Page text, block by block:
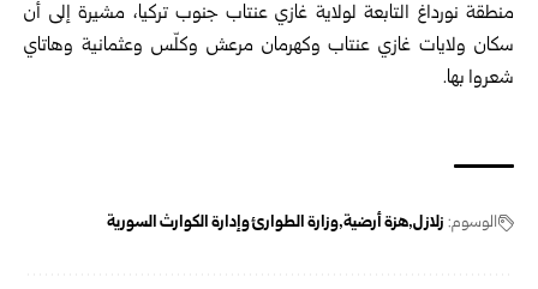
منطقة نورداغ التابعة لولاية غازي عنتاب جنوب تركيا، مشيرة إلى أن
سكان ولايات غازي عنتاب وكهرمان مرعش وكلّس وعثمانية وهاتاي
شعروا بها.
الوسوم: زلازل هزة أرضية وزارة الطوارئ وإدارة الكوارث السورية